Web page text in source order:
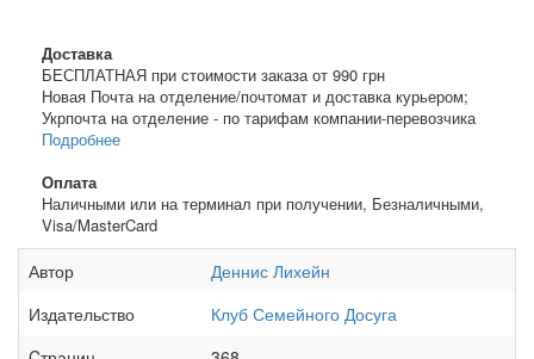
Доставка
БЕСПЛАТНАЯ при стоимости заказа от 990 грн
Новая Почта на отделение/почтомат и доставка курьером;
Укрпочта на отделение - по тарифам компании-перевозчика
Подробнее
Оплата
Наличными или на терминал при получении, Безналичными,
Visa/MasterCard
Автор
Деннис Лихейн
Издательство
Клуб Семейного Досуга